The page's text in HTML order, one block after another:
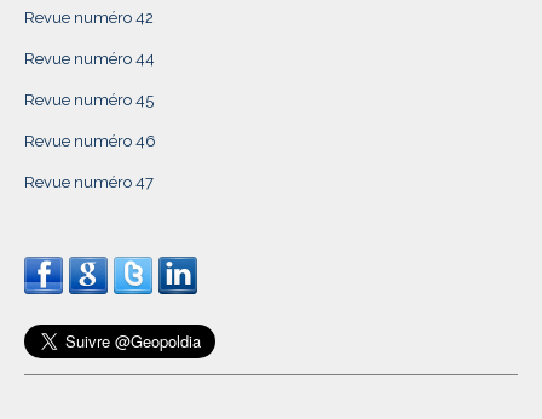
Revue numéro 42
Revue numéro 44
Revue numéro 45
Revue numéro 46
Revue numéro 47